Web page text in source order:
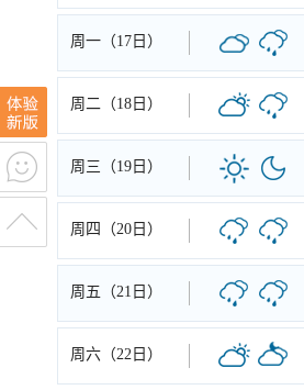
周一（17日）
周二（18日）
周三（19日）
周四（20日）
周五（21日）
周六（22日）